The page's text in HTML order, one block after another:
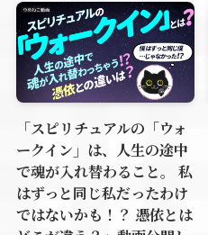
「スピリチュアルの「ウォ
ークイン」は、人生の途中
で魂が入れ替わること。 私
はずっと同じ私だったわけ
ではないかも！？ 憑依とは